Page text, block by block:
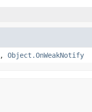
, Object.OnWeakNotify